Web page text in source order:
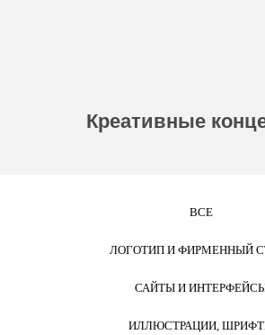
Креативные
ВСЕ
ЛОГОТИП И ФИРМЕННЫЙ
САЙТЫ И
ИЛЛЮСТРАЦИИ,